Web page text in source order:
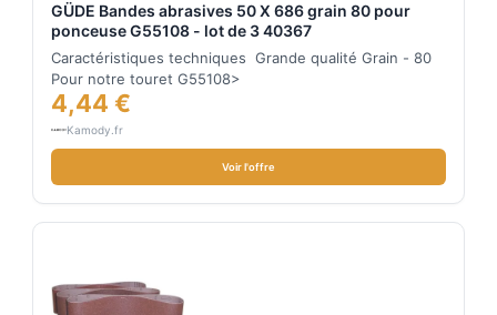
GÜDE Bandes abrasives 50 X 686 grain 80 pour
ponceuse G55108 - lot de 3 40367
Caractéristiques techniques Grande qualité Grain - 80
Pour notre touret G55108>
4,44 €
Kamody.fr
Voir l'offre